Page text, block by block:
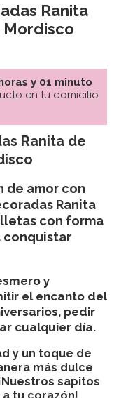
Ranita
Mordisco
y 01 minuto
en tu domicilio
Ranita de
de amor con
Ranita
con forma
conquistar
y
el encanto del
pedir
cualquier día.
y un toque de
más dulce
sapitos